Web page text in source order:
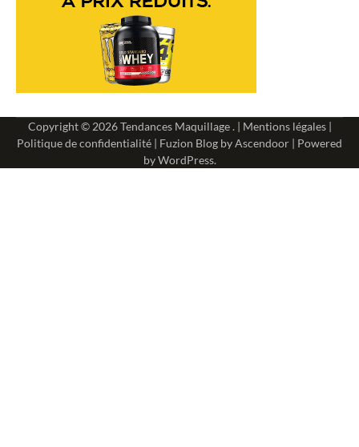
Copyright © 2026Tendances Maquillage. | Mentions légales|
Politique de confidentialité | Fuzion Blog byAscendoor | Powered
byWordPress.